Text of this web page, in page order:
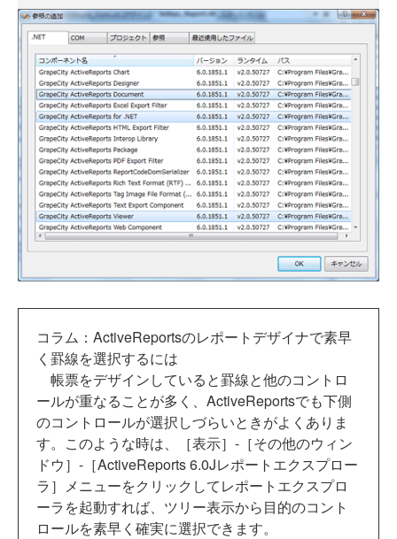
コラム：ActiveReportsのレポートデザイナで素早
く罫線を選択するには
帳票をデザインしていると罫線と他のコントロ
ールが重なることが多く、ActiveReportsでも下側
のコントロールが選択しづらいときがよくありま
す。このような時は、［表示］-［その他のウィン
ドウ］-［ActiveReports 6.0Jレポートエクスプロー
ラ］メニューをクリックしてレポートエクスプロ
ーラを起動すれば、ツリー表示から目的のコント
ロールを素早く確実に選択できます。